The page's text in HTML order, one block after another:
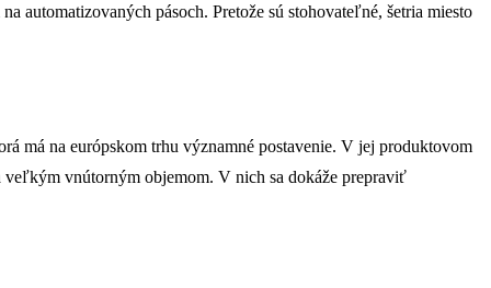
automatizovaných pásoch. Pretože sú stohovateľné, šetria miesto
má na európskom trhu významné postavenie. V jej produktovom
vnútorným objemom. V nich sa dokáže prepraviť